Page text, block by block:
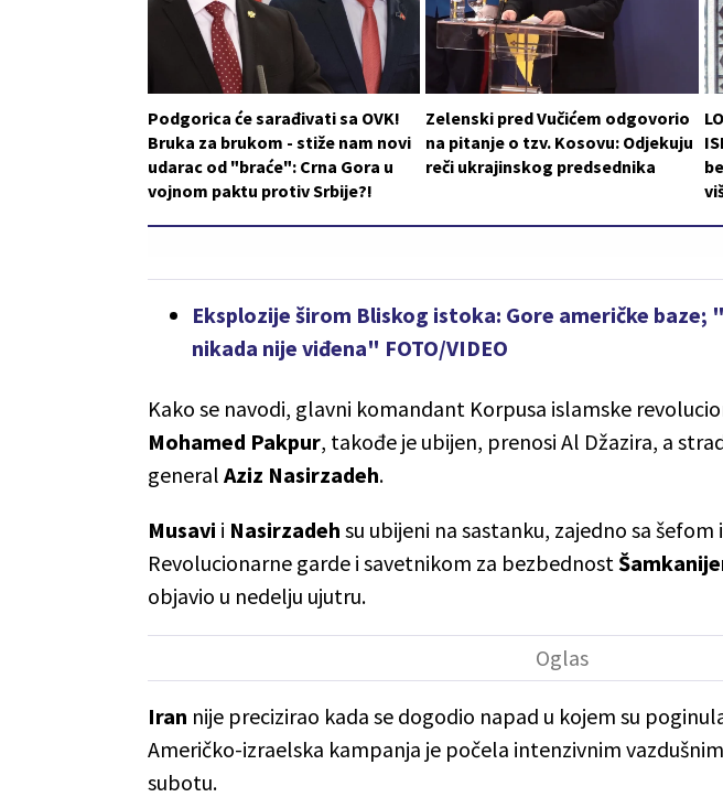
Podgorica će sarađivati sa OVK!
Bruka za brukom - stiže nam novi
udarac od "braće": Crna Gora u
vojnom paktu protiv Srbije?!
Zelenski pred Vučićem odgovorio
na pitanje o tzv. Kosovu: Odjekuju
reči ukrajinskog predsednika
Eksplozije širom Bliskog istoka: Gore američke baze;
nikada nije viđena" FOTO/VIDEO
Kako se navodi, glavni komandant Korpusa islamske
Mohamed Pakpur, takođe je ubijen, prenosi Al Džazira, a
general Aziz Nasirzadeh.
Musavi i Nasirzadeh su ubijeni na sastanku, zajedno sa
Revolucionarne garde i savetnikom za bezbednost
objavio u nedelju ujutru.
Iran nije precizirao kada se dogodio napad u kojem su
Američko-izraelska kampanja je počela intenzivnim
subotu.